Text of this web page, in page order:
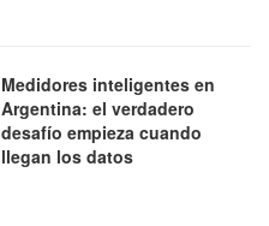
Medidores inteligentes en
Argentina: el verdadero
desafío empieza cuando
llegan los datos